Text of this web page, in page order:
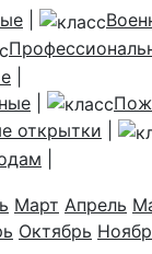
открытки
Март Апрель
Октябрь